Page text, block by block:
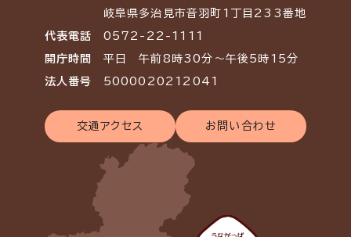
岐阜県多治見市音羽町1丁目233番地
代表電話 0572-22-1111
開庁時間 平日 午前8時30分～午後5時15分
法人番号 5000020212041
交通アクセス お問い合わせ